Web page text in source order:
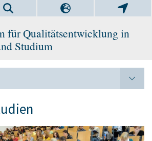
für Qualitätsentwicklung in
Studium